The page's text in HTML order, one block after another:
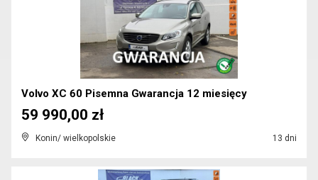
Volvo XC 60 Pisemna Gwarancja 12 miesięcy
Konin/ wielkopolskie 13 dni
59 990,00 zł